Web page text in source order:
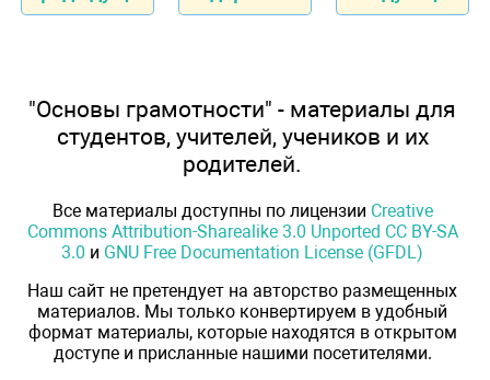
"Основы грамотности" - материалы для
студентов, учителей, учеников и их
родителей.
Все материалы доступны по лицензии Creative
Commons Attribution-Sharealike 3.0 Unported CC BY-SA
3.0 и GNU Free Documentation License (GFDL)
Наш сайт не претендует на авторство размещенных
материалов. Мы только конвертируем в удобный
формат материалы, которые находятся в открытом
доступе и присланные нашими посетителями.